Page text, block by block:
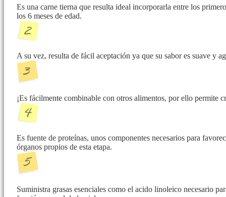
Es una carne tierna que resulta ideal incorporarla entre los
los 6 meses de edad.
A su vez, resulta de fácil aceptación ya que su sabor es suave y
¡Es fácilmente combinable con otros alimentos, por ello permite
Es fuente de proteínas, unos componentes necesarios para
órganos propios de esta etapa.
Suministra grasas esenciales como el acido linoleico necesario